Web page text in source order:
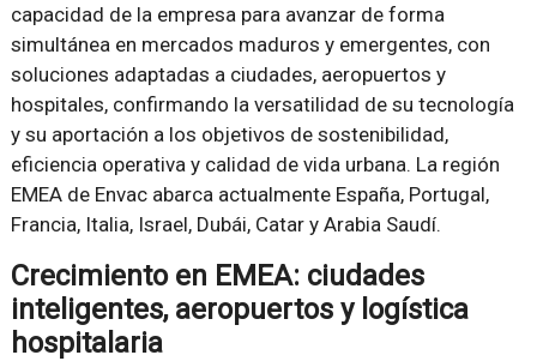
capacidad de la empresa para avanzar de forma
simultánea en mercados maduros y emergentes, con
soluciones adaptadas a ciudades, aeropuertos y
hospitales, confirmando la versatilidad de su tecnología
y su aportación a los objetivos de sostenibilidad,
eficiencia operativa y calidad de vida urbana. La región
EMEA de Envac abarca actualmente España, Portugal,
Francia, Italia, Israel, Dubái, Catar y Arabia Saudí.
Crecimiento en EMEA: ciudades
inteligentes, aeropuertos y logística
hospitalaria